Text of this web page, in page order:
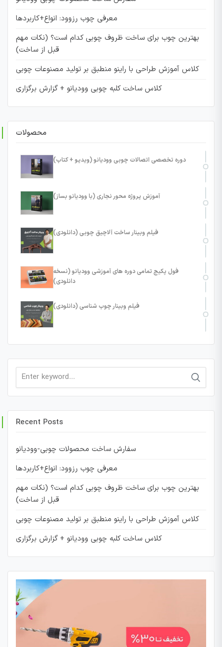
معرفی چوب رزوود: انواع+کاربردها
بهترین چوب برای ساخت ظروف چوبی کدام است؟ (نکات مهم
قبل از ساخت)
کلاس آموزش طراحی با راینو منطبق بر تولید مصنوعات چوبی
کلاس ساخت کلبه چوبی وودیانو + گزارش برگزاری
محصولات
دوره تخصصی اتصالات چوبی وودیانو (ویدیو + کتاب)
آموزش پروژه محور نجاری (با وودیانو بساز)
فیلم وبینار ساخت آلاچیق چوبی (دانلودی)
فول پکیج تمامی دوره های آموزشی وودیانو (نسخه
دانلودی)
فیلم وبینار چوب شناسی (دانلودی)
Search
Recent Posts
سفارش ساخت محصولات چوبی-وودیانو
معرفی چوب رزوود: انواع+کاربردها
بهترین چوب برای ساخت ظروف چوبی کدام است؟ (نکات مهم
قبل از ساخت)
کلاس آموزش طراحی با راینو منطبق بر تولید مصنوعات چوبی
کلاس ساخت کلبه چوبی وودیانو + گزارش برگزاری